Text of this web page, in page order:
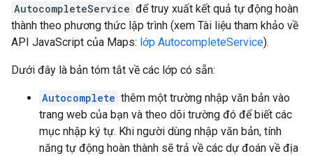
AutocompleteService để truy xuất kết quả tự động hoàn
thành theo phương thức lập trình (xem Tài liệu tham khảo về
API JavaScript của Maps: lớp AutocompleteService).
Dưới đây là bản tóm tắt về các lớp có sẵn:
Autocomplete thêm một trường nhập văn bản vào
trang web của bạn và theo dõi trường đó để biết các
mục nhập ký tự. Khi người dùng nhập văn bản, tính
năng tự động hoàn thành sẽ trả về các dự đoán về địa